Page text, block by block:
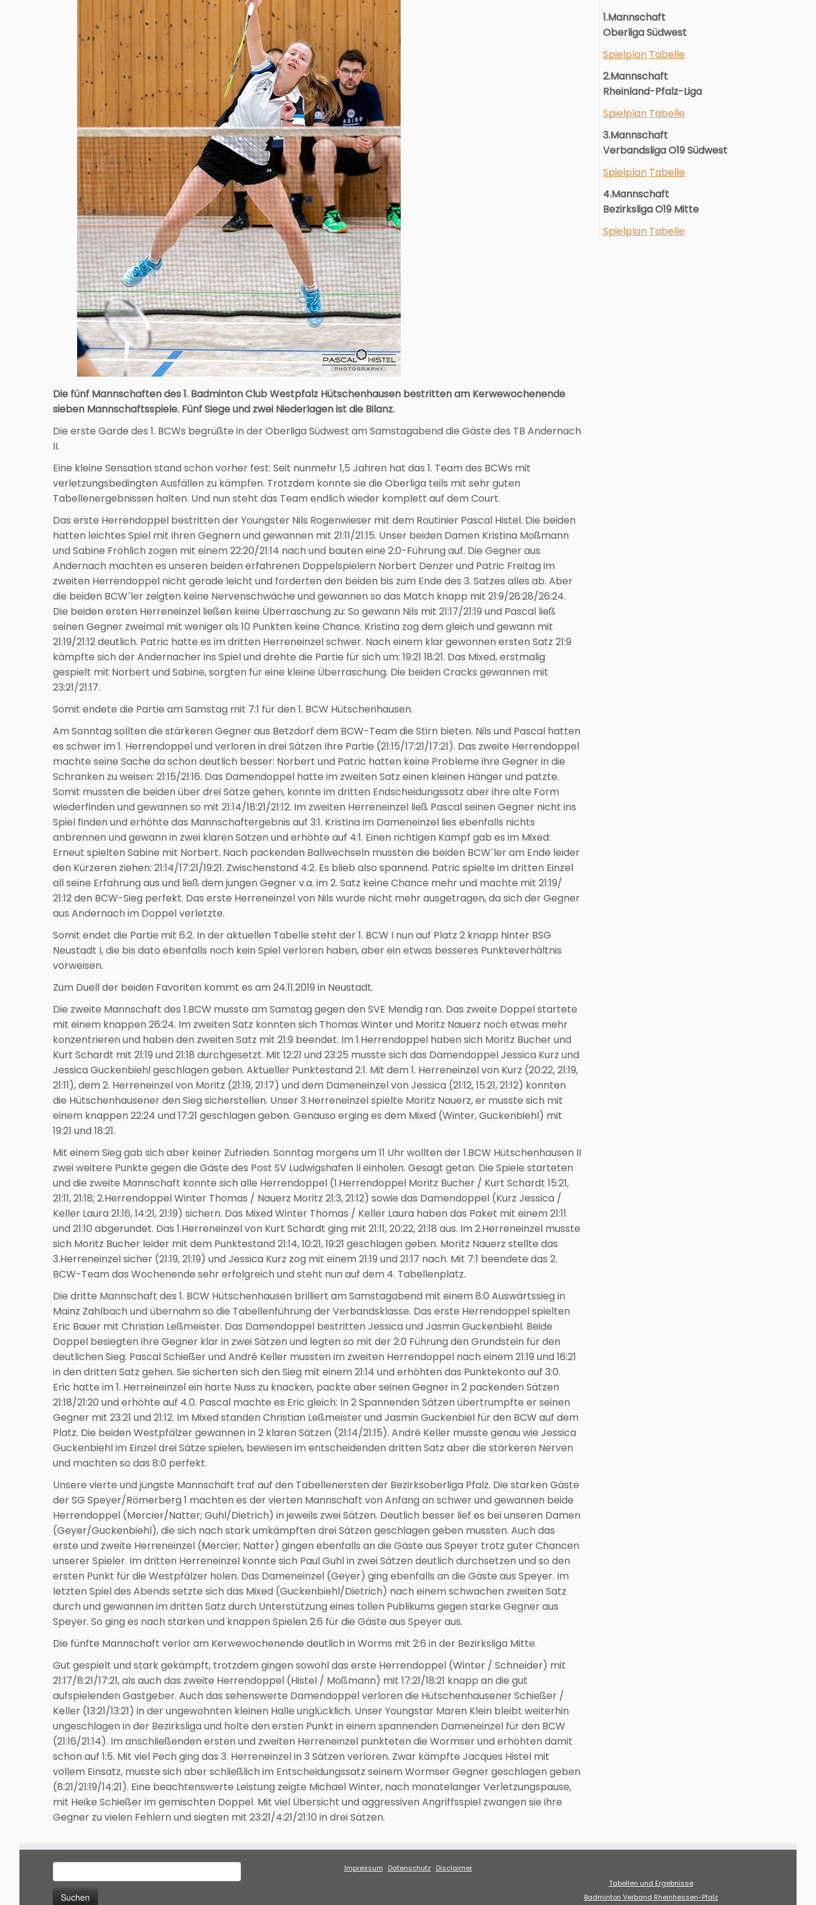
Die fünf Mannschaften des 1. Badminton Club Westpfalz Hütschenhausen bestritten am Kerwewochenende
sieben Mannschaftsspiele. Fünf Siege und zwei Niederlagen ist die Bilanz.
Die erste Garde des 1. BCWs begrüßte in der Oberliga Südwest am Samstagabend die Gäste des TB Andernach
II.
Eine kleine Sensation stand schon vorher fest: Seit nunmehr 1,5 Jahren hat das 1. Team des BCWs mit
verletzungsbedingten Ausfällen zu kämpfen. Trotzdem konnte sie die Oberliga teils mit sehr guten
Tabellenergebnissen halten. Und nun steht das Team endlich wieder komplett auf dem Court.
Das erste Herrendoppel bestritten der Youngster Nils Rogenwieser mit dem Routinier Pascal Histel. Die beiden
hatten leichtes Spiel mit ihren Gegnern und gewannen mit 21:11/21:15. Unser beiden Damen Kristina Moßmann
und Sabine Fröhlich zogen mit einem 22:20/21:14 nach und bauten eine 2:0-Führung auf. Die Gegner aus
Andernach machten es unseren beiden erfahrenen Doppelspielern Norbert Denzer und Patric Freitag im
zweiten Herrendoppel nicht gerade leicht und forderten den beiden bis zum Ende des 3. Satzes alles ab. Aber
die beiden BCW´ler zeigten keine Nervenschwäche und gewannen so das Match knapp mit 21:9/26:28/26:24.
Die beiden ersten Herreneinzel ließen keine Überraschung zu: So gewann Nils mit 21:17/21:19 und Pascal ließ
seinen Gegner zweimal mit weniger als 10 Punkten keine Chance. Kristina zog dem gleich und gewann mit
21:19/21:12 deutlich. Patric hatte es im dritten Herreneinzel schwer. Nach einem klar gewonnen ersten Satz 21:9
kämpfte sich der Andernacher ins Spiel und drehte die Partie für sich um: 19:21 18:21. Das Mixed, erstmalig
gespielt mit Norbert und Sabine, sorgten für eine kleine Überraschung. Die beiden Cracks gewannen mit
23:21/21:17.
Somit endete die Partie am Samstag mit 7:1 für den 1. BCW Hütschenhausen.
Am Sonntag sollten die stärkeren Gegner aus Betzdorf dem BCW-Team die Stirn bieten. Nils und Pascal hatten
es schwer im 1. Herrendoppel und verloren in drei Sätzen Ihre Partie (21:15/17:21/17:21). Das zweite Herrendoppel
machte seine Sache da schon deutlich besser: Norbert und Patric hatten keine Probleme ihre Gegner in die
Schranken zu weisen: 21:15/21:16. Das Damendoppel hatte im zweiten Satz einen kleinen Hänger und patzte.
Somit mussten die beiden über drei Sätze gehen, konnte im dritten Endscheidungssatz aber ihre alte Form
wiederfinden und gewannen so mit 21:14/18:21/21:12. Im zweiten Herreneinzel ließ Pascal seinen Gegner nicht ins
Spiel finden und erhöhte das Mannschaftergebnis auf 3:1. Kristina im Dameneinzel lies ebenfalls nichts
anbrennen und gewann in zwei klaren Sätzen und erhöhte auf 4:1. Einen richtigen Kampf gab es im Mixed:
Erneut spielten Sabine mit Norbert. Nach packenden Ballwechseln mussten die beiden BCW´ler am Ende leider
den Kürzeren ziehen: 21:14/17:21/19:21. Zwischenstand 4:2. Es blieb also spannend. Patric spielte im dritten Einzel
all seine Erfahrung aus und ließ dem jungen Gegner v.a. im 2. Satz keine Chance mehr und machte mit 21:19/
21:12 den BCW-Sieg perfekt. Das erste Herreneinzel von Nils wurde nicht mehr ausgetragen, da sich der Gegner
aus Andernach im Doppel verletzte.
Somit endet die Partie mit 6:2. In der aktuellen Tabelle steht der 1. BCW I nun auf Platz 2 knapp hinter BSG
Neustadt I, die bis dato ebenfalls noch kein Spiel verloren haben, aber ein etwas besseres Punkteverhältnis
vorweisen.
Zum Duell der beiden Favoriten kommt es am 24.11.2019 in Neustadt.
Die zweite Mannschaft des 1.BCW musste am Samstag gegen den SVE Mendig ran. Das zweite Doppel startete
mit einem knappen 26:24. Im zweiten Satz konnten sich Thomas Winter und Moritz Nauerz noch etwas mehr
konzentrieren und haben den zweiten Satz mit 21:9 beendet. Im 1.Herrendoppel haben sich Moritz Bucher und
Kurt Schardt mit 21:19 und 21:18 durchgesetzt. Mit 12:21 und 23:25 musste sich das Damendoppel Jessica Kurz und
Jessica Guckenbiehl geschlagen geben. Aktueller Punktestand 2:1. Mit dem 1. Herreneinzel von Kurz (20:22, 21:19,
21:11), dem 2. Herreneinzel von Moritz (21:19, 21:17) und dem Dameneinzel von Jessica (21:12, 15:21, 21:12) konnten
die Hütschenhausener den Sieg sicherstellen. Unser 3.Herreneinzel spielte Moritz Nauerz, er musste sich mit
einem knappen 22:24 und 17:21 geschlagen geben. Genauso erging es dem Mixed (Winter, Guckenbiehl) mit
19:21 und 18:21.
Mit einem Sieg gab sich aber keiner Zufrieden. Sonntag morgens um 11 Uhr wollten der 1.BCW Hütschenhausen II
zwei weitere Punkte gegen die Gäste des Post SV Ludwigshafen II einholen. Gesagt getan. Die Spiele starteten
und die zweite Mannschaft konnte sich alle Herrendoppel (1.Herrendoppel Moritz Bucher / Kurt Schardt 15:21,
21:11, 21:18; 2.Herrendoppel Winter Thomas / Nauerz Moritz 21:3, 21:12) sowie das Damendoppel (Kurz Jessica /
Keller Laura 21:16, 14:21, 21:19) sichern. Das Mixed Winter Thomas / Keller Laura haben das Paket mit einem 21:11
und 21:10 abgerundet. Das 1.Herreneinzel von Kurt Schardt ging mit 21:11, 20:22, 21:18 aus. Im 2.Herreneinzel musste
sich Moritz Bucher leider mit dem Punktestand 21:14, 10:21, 19:21 geschlagen geben. Moritz Nauerz stellte das
3.Herreneinzel sicher (21:19, 21:19) und Jessica Kurz zog mit einem 21:19 und 21:17 nach. Mit 7:1 beendete das 2.
BCW-Team das Wochenende sehr erfolgreich und steht nun auf dem 4. Tabellenplatz.
Die dritte Mannschaft des 1. BCW Hütschenhausen brilliert am Samstagabend mit einem 8:0 Auswärtssieg in
Mainz Zahlbach und übernahm so die Tabellenführung der Verbandsklasse. Das erste Herrendoppel spielten
Eric Bauer mit Christian Leßmeister. Das Damendoppel bestritten Jessica und Jasmin Guckenbiehl. Beide
Doppel besiegten ihre Gegner klar in zwei Sätzen und legten so mit der 2:0 Führung den Grundstein für den
deutlichen Sieg. Pascal Schießer und André Keller mussten im zweiten Herrendoppel nach einem 21:19 und 16:21
in den dritten Satz gehen. Sie sicherten sich den Sieg mit einem 21:14 und erhöhten das Punktekonto auf 3:0.
Eric hatte im 1. Herreineinzel ein harte Nuss zu knacken, packte aber seinen Gegner in 2 packenden Sätzen
21:18/21:20 und erhöhte auf 4.0. Pascal machte es Eric gleich: In 2 Spannenden Sätzen übertrumpfte er seinen
Gegner mit 23:21 und 21:12. Im Mixed standen Christian Leßmeister und Jasmin Guckenbiel für den BCW auf dem
Platz. Die beiden Westpfälzer gewannen in 2 klaren Sätzen (21:14/21:15). André Keller musste genau wie Jessica
Guckenbiehl im Einzel drei Sätze spielen, bewiesen im entscheidenden dritten Satz aber die stärkeren Nerven
und machten so das 8:0 perfekt.
Unsere vierte und jüngste Mannschaft traf auf den Tabellenersten der Bezirksoberliga Pfalz. Die starken Gäste
der SG Speyer/Römerberg 1 machten es der vierten Mannschaft von Anfang an schwer und gewannen beide
Herrendoppel (Mercier/Natter; Guhl/Dietrich) in jeweils zwei Sätzen. Deutlich besser lief es bei unseren Damen
(Geyer/Guckenbiehl), die sich nach stark umkämpften drei Sätzen geschlagen geben mussten. Auch das
erste und zweite Herreneinzel (Mercier; Natter) gingen ebenfalls an die Gäste aus Speyer trotz guter Chancen
unserer Spieler. Im dritten Herreneinzel konnte sich Paul Guhl in zwei Sätzen deutlich durchsetzen und so den
ersten Punkt für die Westpfälzer holen. Das Dameneinzel (Geyer) ging ebenfalls an die Gäste aus Speyer. Im
letzten Spiel des Abends setzte sich das Mixed (Guckenbiehl/Dietrich) nach einem schwachen zweiten Satz
durch und gewannen im dritten Satz durch Unterstützung eines tollen Publikums gegen starke Gegner aus
Speyer. So ging es nach starken und knappen Spielen 2:6 für die Gäste aus Speyer aus.
Die fünfte Mannschaft verlor am Kerwewochenende deutlich in Worms mit 2:6 in der Bezirksliga Mitte.
Gut gespielt und stark gekämpft, trotzdem gingen sowohl das erste Herrendoppel (Winter / Schneider) mit
21:17/8:21/17:21, als auch das zweite Herrendoppel (Histel / Moßmann) mit 17:21/18:21 knapp an die gut
aufspielenden Gastgeber. Auch das sehenswerte Damendoppel verloren die Hütschenhausener Schießer /
Keller (13:21/13:21) in der ungewohnten kleinen Halle unglücklich. Unser Youngstar Maren Klein bleibt weiterhin
ungeschlagen in der Bezirksliga und holte den ersten Punkt in einem spannenden Dameneinzel für den BCW
(21:16/21:14). Im anschließenden ersten und zweiten Herreneinzel punkteten die Wormser und erhöhten damit
schon auf 1:5. Mit viel Pech ging das 3. Herreneinzel in 3 Sätzen verloren. Zwar kämpfte Jacques Histel mit
vollem Einsatz, musste sich aber schließlich im Entscheidungssatz seinem Wormser Gegner geschlagen geben
(8:21/21:19/14:21). Eine beachtenswerte Leistung zeigte Michael Winter, nach monatelanger Verletzungspause,
mit Heike Schießer im gemischten Doppel. Mit viel Übersicht und aggressiven Angriffsspiel zwangen sie ihre
Gegner zu vielen Fehlern und siegten mit 23:21/4:21/21:10 in drei Sätzen.
1.Mannschaft
Oberliga Südwest
Spielplan Tabelle
2.Mannschaft
Rheinland-Pfalz-Liga
Spielplan Tabelle
3.Mannschaft
Verbandsliga O19 Südwest
Spielplan Tabelle
4.Mannschaft
Bezirksliga O19 Mitte
Spielplan Tabelle
Suche
nach:
Impressum · Datenschutz · Disclaimer
Tabellen und Ergebnisse
Badminton Verband Rheinhessen-Pfalz